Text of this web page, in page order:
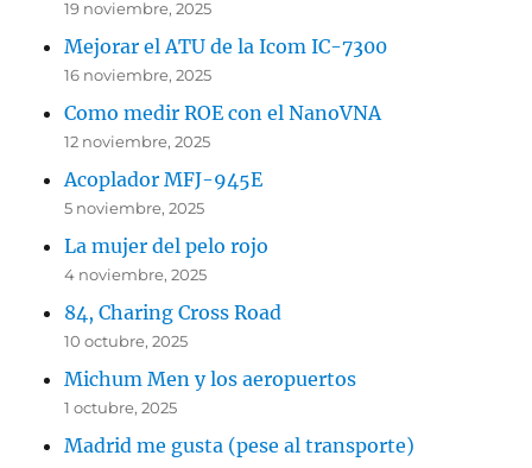
19 noviembre, 2025
Mejorar el ATU de la Icom IC-7300
16 noviembre, 2025
Como medir ROE con el NanoVNA
12 noviembre, 2025
Acoplador MFJ-945E
5 noviembre, 2025
La mujer del pelo rojo
4 noviembre, 2025
84, Charing Cross Road
10 octubre, 2025
Michum Men y los aeropuertos
1 octubre, 2025
Madrid me gusta (pese al transporte)